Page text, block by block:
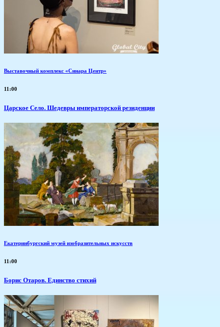
Выставочный комплекс «Синара Центр»
11:00
Царское Село. Шедевры императорской резиденции
Екатеринбургский музей изобразительных искусств
11:00
Борис Отаров. Единство стихий